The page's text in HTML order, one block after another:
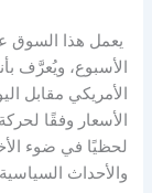
الأسبوع، ويُعرَّف
الأمريكي مقابل
الأسعار وفقًا
لحظيًا في ضوء
والأحداث السياسية.